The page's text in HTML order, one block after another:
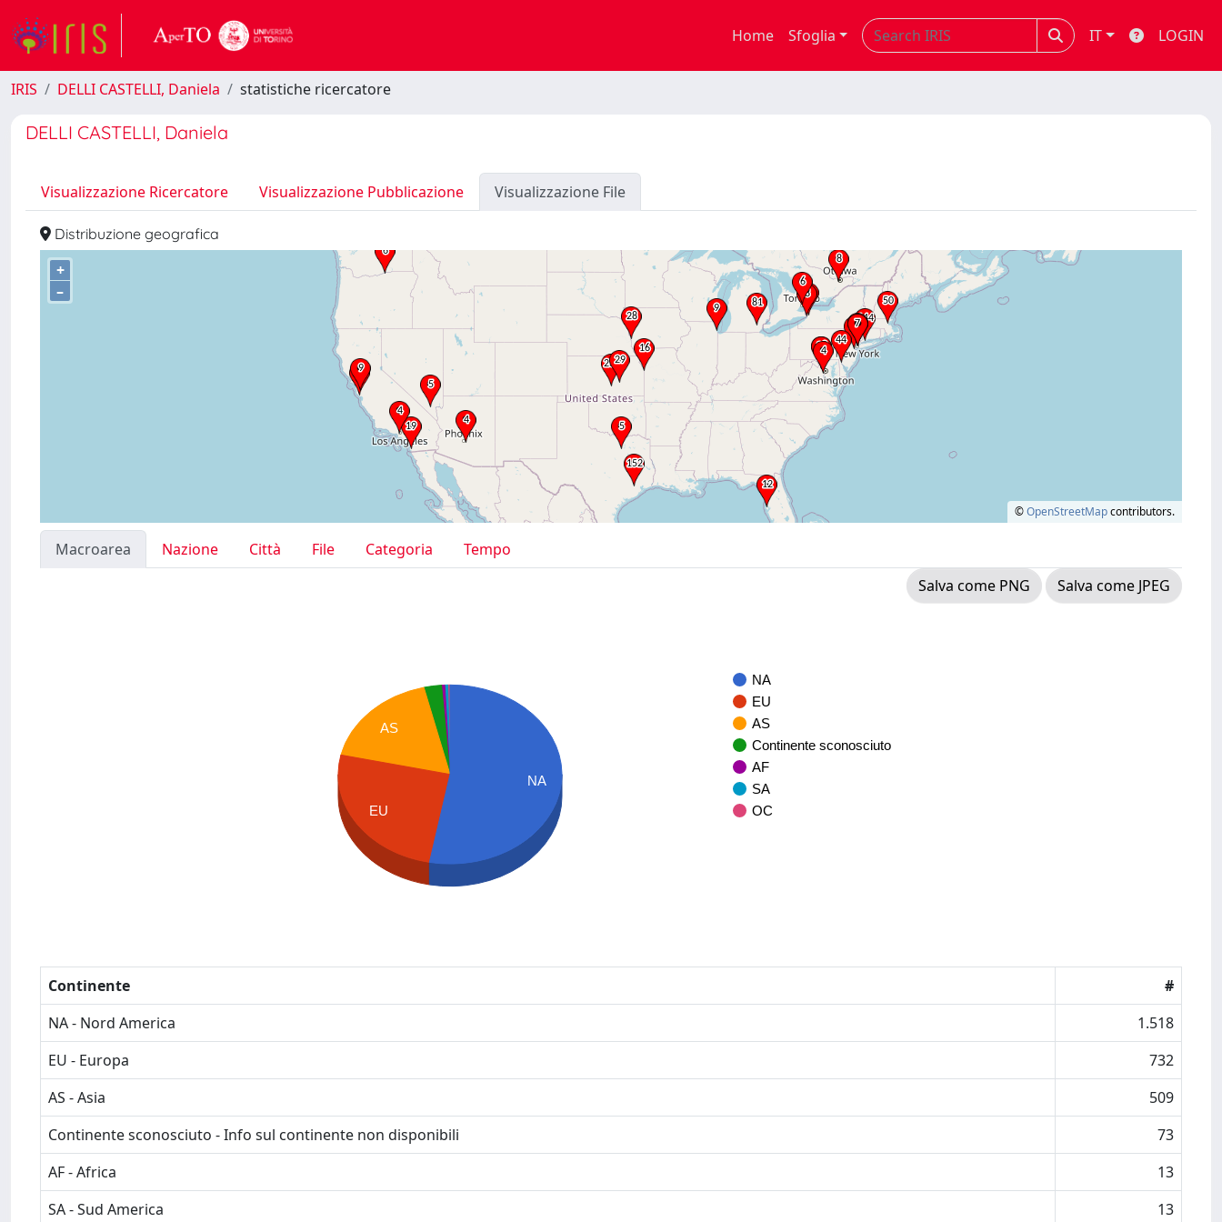
Home Sfoglia IT LOGIN
IRIS DELLI CASTELLI, Daniela statistiche ricercatore
DELLI CASTELLI, Daniela
Visualizzazione Ricercatore Visualizzazione Pubblicazione Visualizzazione File
Distribuzione geografica
+
–
©OpenStreetMapcontributors.
Macroarea Nazione Città File Categoria
Tempo
Salva come PNG
Salva come JPEG
NA
EU
AS
Continente sconosciuto
AF
SA
OC
AS
EU
NA
Continente
#
NA - Nord America
1.518
EU - Europa
732
AS - Asia
509
Continente sconosciuto - Info sul continente non disponibili
73
AF - Africa
13
SA - Sud America
13